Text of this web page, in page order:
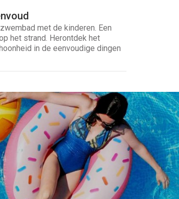
met de kinderen. Een
het strand. Herontdek het
in de eenvoudige dingen